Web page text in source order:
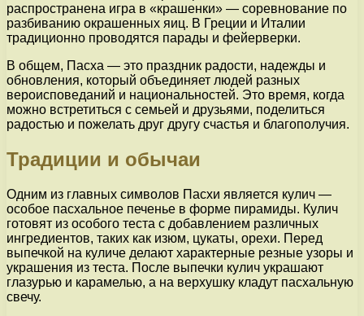
распространена игра в «крашенки» — соревнование по
разбиванию окрашенных яиц. В Греции и Италии
традиционно проводятся парады и фейерверки.
В общем, Пасха — это праздник радости, надежды и
обновления, который объединяет людей разных
вероисповеданий и национальностей. Это время, когда
можно встретиться с семьей и друзьями, поделиться
радостью и пожелать друг другу счастья и благополучия.
Традиции и обычаи
Одним из главных символов Пасхи является кулич —
особое пасхальное печенье в форме пирамиды. Кулич
готовят из особого теста с добавлением различных
ингредиентов, таких как изюм, цукаты, орехи. Перед
выпечкой на куличе делают характерные резные узоры и
украшения из теста. После выпечки кулич украшают
глазурью и карамелью, а на верхушку кладут пасхальную
свечу.